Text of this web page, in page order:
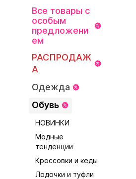
Все товары с
особым
предложени
ем
РАСПРОДАЖ
А
Одежда
Обувь
НОВИНКИ
Модные
тенденции
Кроссовки и кеды
Лодочки и туфли